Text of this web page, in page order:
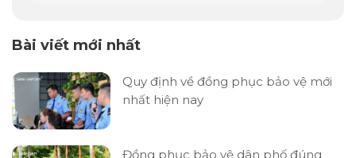
Bài viết mới nhất
Quy định về đồng phục bảo vệ mới
nhất hiện nay
Đồng phục bảo vệ dân phố đúng